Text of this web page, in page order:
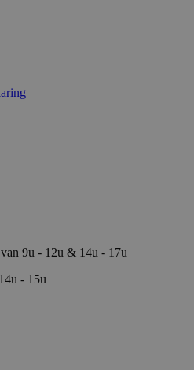
9u - 12u & 14u - 17u
- 15u